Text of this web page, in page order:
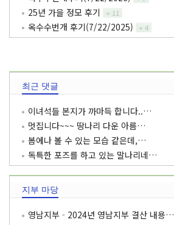
25년 가을 정모 후기
+ 11
옥수수번개 후기(7/22/2025)
+ 4
최근 댓글
이녀석들 본지가 까마득 합니다..…
멋집니다~~~ 땅나리 다운 아름…
봄에나 볼 수 있는 모습 같은데,…
독특한 포즈를 하고 있는 말나리네…
지부 마당
영남지부 - 2024년 영남지부 결산 내용…